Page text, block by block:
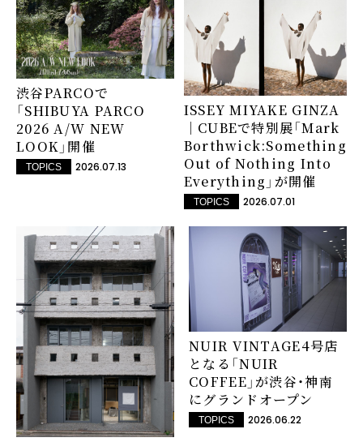
渋谷PARCOで
「SHIBUYA PARCO
2026 A/W NEW
LOOK」開催
TOPICS 2026.07.13
ISSEY MIYAKE GINZA
｜CUBEで特別展「Mark
Borthwick:Something
Out of Nothing Into
Everything」が開催
TOPICS 2026.07.01
NUIR VINTAGE4号店
となる「NUIR
COFFEE」が渋谷・神南
にグランドオープン
TOPICS 2026.06.22